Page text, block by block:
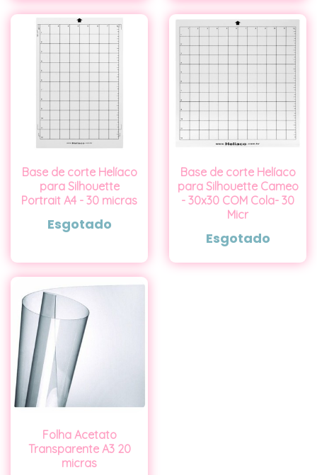
Base de corte Helíaco
para Silhouette
Portrait A4 - 30 micras
Esgotado
Base de corte Helíaco
para Silhouette Cameo
- 30x30 COM Cola- 30
Micr
Esgotado
Folha Acetato
Transparente A3 20
micras